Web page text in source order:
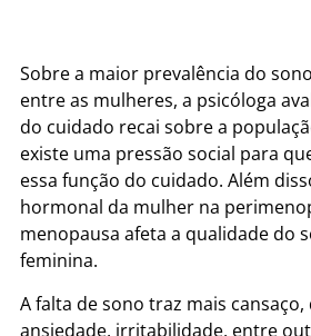
Sobre a maior prevalência do
entre as mulheres, a psicóloga
do cuidado recai sobre a
existe uma pressão social para
essa função do cuidado. Além
hormonal da mulher na
menopausa afeta a qualidade do
feminina.
A falta de sono traz mais cansaço,
ansiedade, irritabilidade, entre